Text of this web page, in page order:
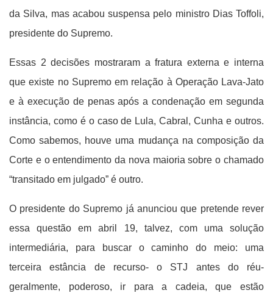
da Silva, mas acabou suspensa pelo ministro Dias Toffoli,
presidente do Supremo.
Essas 2 decisões mostraram a fratura externa e interna
que existe no Supremo em relação à Operação Lava-Jato
e à execução de penas após a condenação em segunda
instância, como é o caso de Lula, Cabral, Cunha e outros.
Como sabemos, houve uma mudança na composição da
Corte e o entendimento da nova maioria sobre o chamado
“transitado em julgado” é outro.
O presidente do Supremo já anunciou que pretende rever
essa questão em abril 19, talvez, com uma solução
intermediária, para buscar o caminho do meio: uma
terceira estância de recurso- o STJ antes do réu-
geralmente, poderoso, ir para a cadeia, que estão